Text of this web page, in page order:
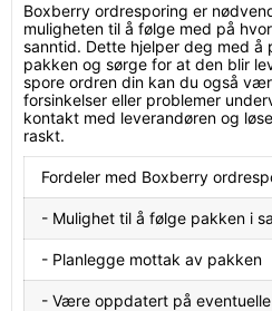
Boxberry ordresporing er
muligheten til å følge med på
sanntid. Dette hjelper deg med å
pakken og sørge for at den blir
spore ordren din kan du også
forsinkelser eller problemer
kontakt med leverandøren og
raskt.
Fordeler med Boxberry
- Mulighet til å følge pakken i
- Planlegge mottak av pakken
- Være oppdatert på